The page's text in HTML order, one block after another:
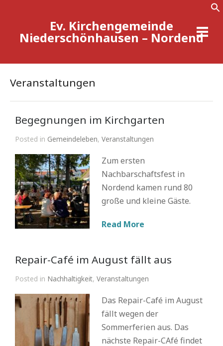
Ev. Kirchengemeinde
Niederschönhausen – Nordend
Veranstaltungen
Begegnungen im Kirchgarten
Posted in Gemeindeleben,Veranstaltungen
Zum ersten
Nachbarschaftsfest in
Nordend kamen rund 80
große und kleine Gäste.
Read More
Repair-Café im August fällt aus
Posted in Nachhaltigkeit,Veranstaltungen
Das Repair-Café im August
fällt wegen der
Sommerferien aus. Das
nächste Repair-CAfé findet